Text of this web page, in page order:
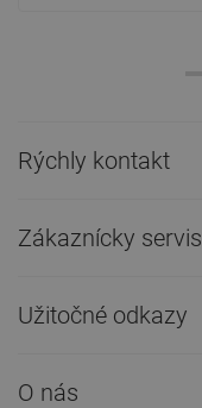
Rýchly kontakt
Zákaznícky servis
Užitočné odkazy
O nás